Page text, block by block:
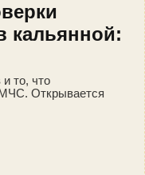
кальянной:
то, что
Открывается